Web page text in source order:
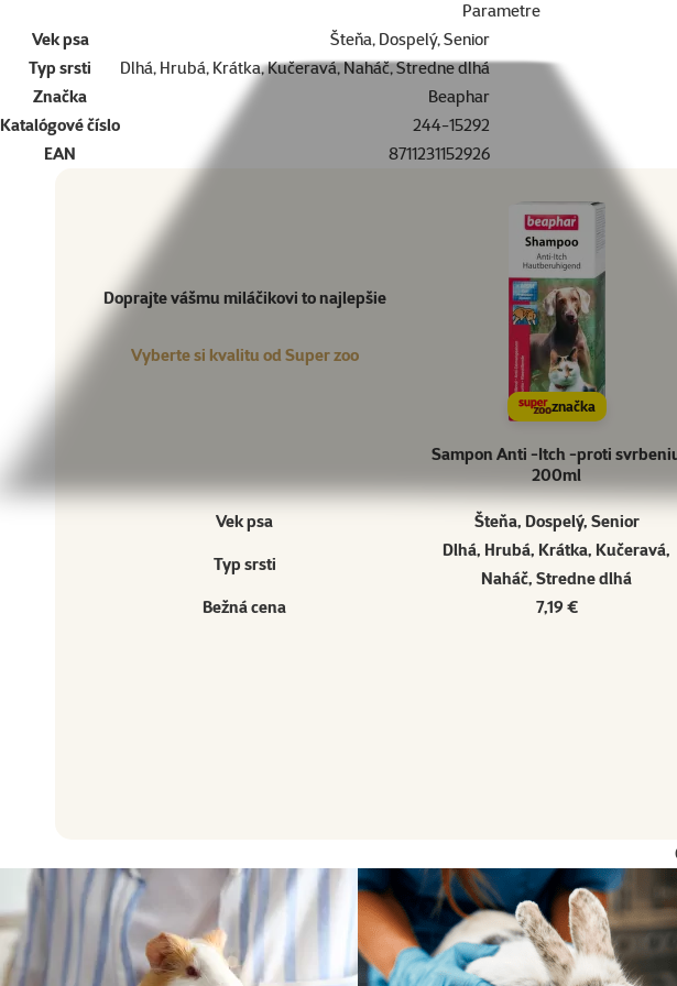
Parametre
Vek psa
Šteňa, Dospelý, Senior
Typ srsti
Dlhá, Hrubá, Krátka, Kučeravá, Naháč, Stredne dlhá
Značka
Beaphar
Katalógové číslo
244-15292
EAN
8711231152926
Doprajte vášmu miláčikovi to najlepšie
Vyberte si kvalitu od Super zoo
Produkt
Doprajte vášmu miláčikovi to najlepšie
Vyberte si kvalitu od Super zoo
značka
Sampon Anti -Itch -proti
200ml
Vek psa
Šteňa, Dospelý, Senior
Typ srsti
Dlhá, Hrubá, Krátka, Kučeravá,
Naháč, Stredne dlhá
Bežná cena
7,19 €